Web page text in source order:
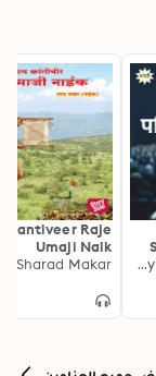
A Happy Thoughts Initiative
Raje
Umaji Naik
Sharad Makar